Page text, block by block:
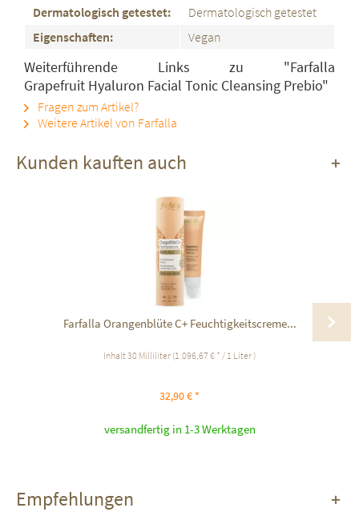
Dermatologisch getestet:
Dermatologisch getestet
Eigenschaften:
Vegan
Weiterführende Links zu "Farfalla
Grapefruit Hyaluron Facial Tonic Cleansing Prebio"
Fragen zum Artikel?
Weitere Artikel von Farfalla
Kunden kauften auch
Farfalla Orangenblüte C+ Feuchtigkeitscreme...
Inhalt30 Milliliter (1.096,67 € * / 1 Liter )
32,90 € *
versandfertig in 1-3 Werktagen
Empfehlungen